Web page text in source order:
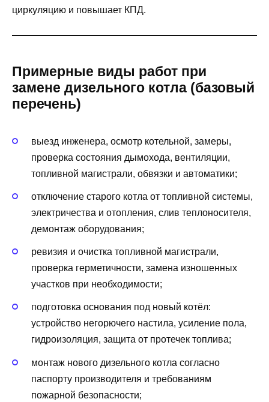
циркуляцию и повышает КПД.
Примерные виды работ при
замене дизельного котла (базовый
перечень)
выезд инженера, осмотр котельной, замеры,
проверка состояния дымохода, вентиляции,
топливной магистрали, обвязки и автоматики;
отключение старого котла от топливной системы,
электричества и отопления, слив теплоносителя,
демонтаж оборудования;
ревизия и очистка топливной магистрали,
проверка герметичности, замена изношенных
участков при необходимости;
подготовка основания под новый котёл:
устройство негорючего настила, усиление пола,
гидроизоляция, защита от протечек топлива;
монтаж нового дизельного котла согласно
паспорту производителя и требованиям
пожарной безопасности;